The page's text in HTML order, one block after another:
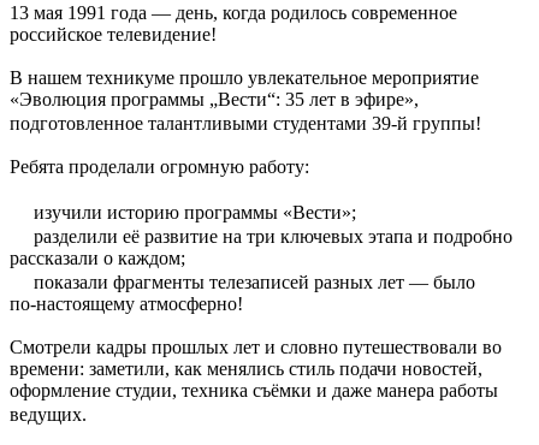
13 мая 1991 года — день, когда родилось современное
российское телевидение!
В нашем техникуме прошло увлекательное мероприятие
«Эволюция программы „Вести“: 35 лет в эфире»,
подготовленное талантливыми студентами 39‑й группы!
Ребята проделали огромную работу:
изучили историю программы «Вести»;
разделили её развитие на три ключевых этапа и подробно
рассказали о каждом;
показали фрагменты телезаписей разных лет — было
по‑настоящему атмосферно!
Смотрели кадры прошлых лет и словно путешествовали во
времени: заметили, как менялись стиль подачи новостей,
оформление студии, техника съёмки и даже манера работы
ведущих.